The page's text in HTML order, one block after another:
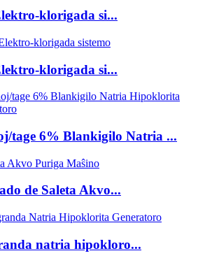
klorigada si...
klorigada si...
tage 6% Blankigilo Natria ...
de Saleta Akvo...
natria hipokloro...